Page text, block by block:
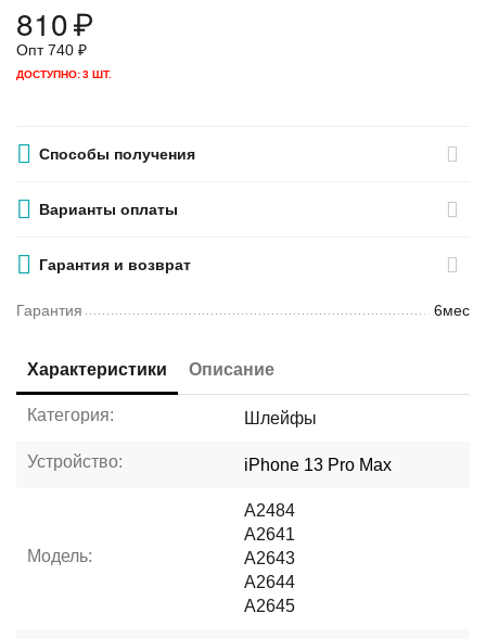
810₽
Опт740 ₽
ДОСТУПНО:3 ШТ.
Способы получения
Варианты оплаты
Гарантия и возврат
Гарантия 6мес
Характеристики Описание
Категория: Шлейфы
Устройство: iPhone 13 Pro Max
Модель:
A2484
A2641
A2643
A2644
A2645